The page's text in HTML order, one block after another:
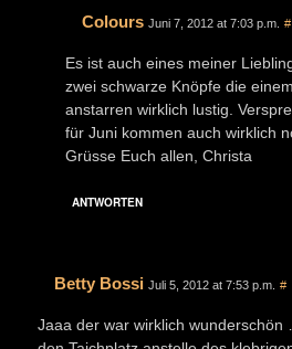
Colours Juni 7, 2012 at 7:03 p.m. #
Es ist auch eines meiner
zwei schwarze Knöpfe die
anstarren wirklich lustig.
für Juni kommen auch wirklich
Grüsse Euch allen, Christa
ANTWORTEN
Betty Bossi Juli 5, 2012 at 7:53 p.m. #
Jaaa der war wirklich